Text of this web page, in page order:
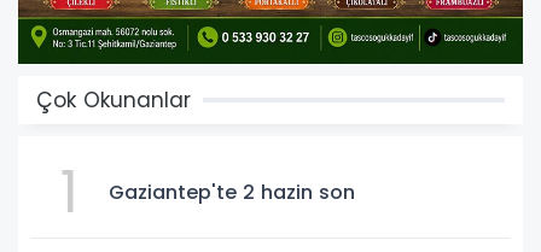
Çok Okunanlar
1 Gaziantep'te 2 hazin son